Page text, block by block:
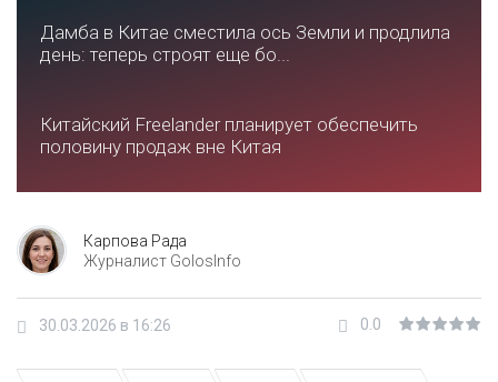
Дамба в Китае сместила ось Земли и продлила
день: теперь строят еще бо...
Китайский Freelander планирует обеспечить
половину продаж вне Китая
Карпова Рада
Журналист GolosInfo
30.03.2026 в 16:26 0.0